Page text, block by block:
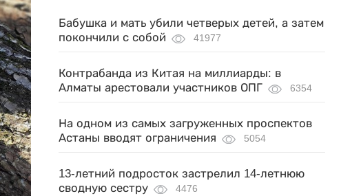
Бабушка и мать убили четверых детей, а затем
покончили с собой
41977
Контрабанда из Китая на миллиарды: в
Алматы арестовали участников ОПГ
6354
На одном из самых загруженных проспектов
Астаны вводят ограничения
5054
13-летний подросток застрелил 14-летнюю
сводную сестру
4476